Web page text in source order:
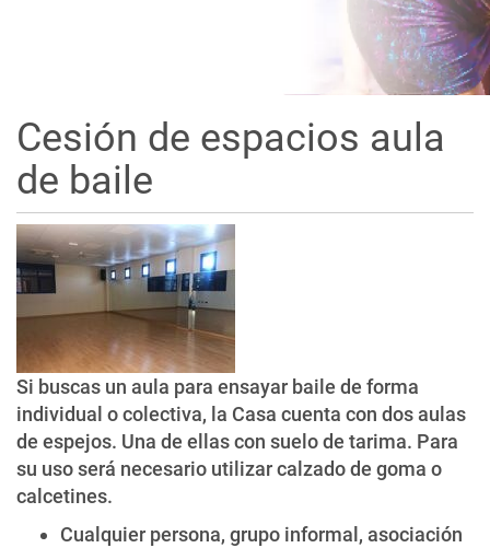
Cesión de espacios aula
de baile
Si buscas un aula para ensayar baile de forma
individual o colectiva, la Casa cuenta con dos aulas
de espejos. Una de ellas con suelo de tarima. Para
su uso será necesario utilizar calzado de goma o
calcetines.
Cualquier persona, grupo informal, asociación